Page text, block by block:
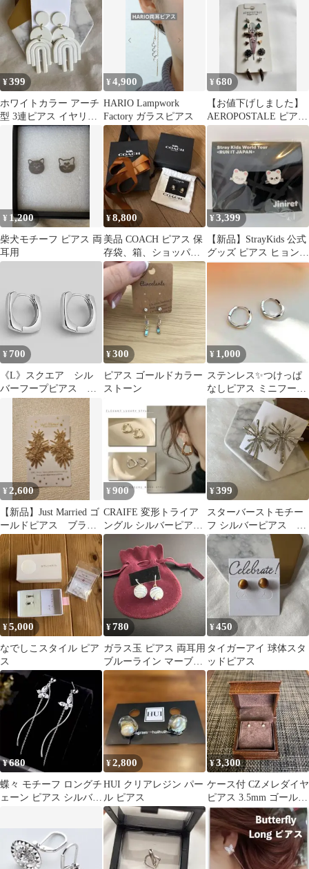
¥399
ホワイトカラー アーチ
型 3連ピアス イヤリン
グ可能
¥4,900
HARIO Lampwork
Factory ガラスピアス
¥680
【お値下げしました】
AEROPOSTALE ピアス
6点セット
¥ 1,200
柴犬モチーフ ピアス 両
耳用
¥8,800
美品 COACH ピアス 保
存袋、箱、ショッパー
付き
¥3,399
【新品】StrayKids 公式
グッズ ピアス ヒョンジ
ン ジニレット
¥ 700
《L》スクエア シル
バーフープピアス
S925刻印【両耳セッ
ト】
¥300
ピアス ゴールドカラー
ストーン
¥ 1,000
ステンレス✨つけっぱ
なしピアス ミニフープ
ツイスト シルバー
¥ 2,600
【新品】Just Married ゴ
ールドピアス ブライ
ダル
¥ 900
CRAIFE 変形トライア
ングル シルバーピアス
シンプル
¥399
スターバーストモチー
フ シルバーピアス イ
ヤリング可能
¥5,000
なでしこスタイル ピア
ス
¥780
ガラス玉 ピアス 両耳用
ブルーライン マーブル
【新品未使用】ケース
¥450
タイガーアイ 球体スタ
ッドピアス
¥680
蝶々 モチーフ ロングチ
ェーン ピアス シルバー
¥2,800
HUI クリアレジン パー
ル ピアス
¥3,300
ケース付 CZメレダイヤ
ピアス 3.5mm ゴールド
シルバー 華奢 小さめ